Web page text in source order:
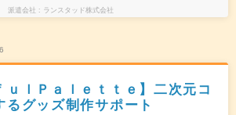
派遣会社 ランスタッド株式会社
ｕｌＰａｌｅｔｔｅ】二次元コ
るグッズ制作サポート